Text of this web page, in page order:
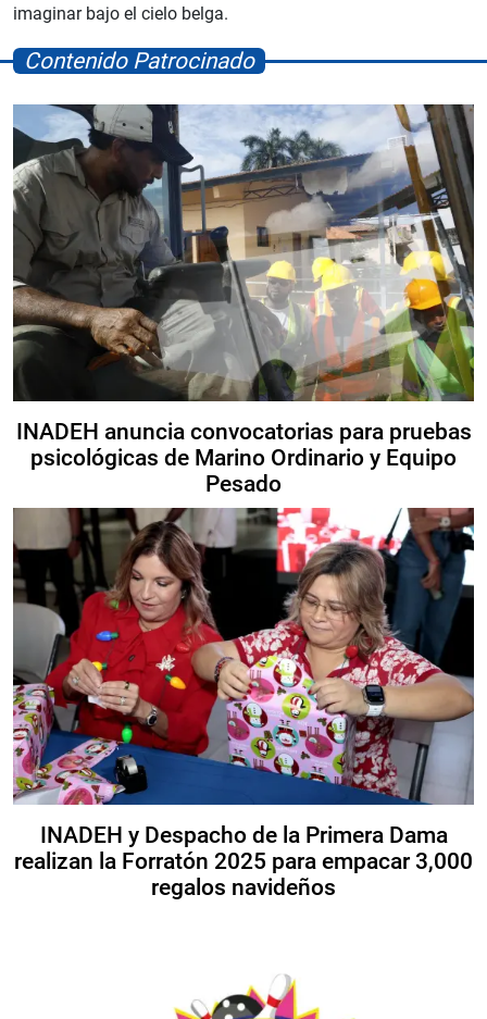
imaginar bajo el cielo belga.
Contenido Patrocinado
INADEH anuncia convocatorias para pruebas
psicológicas de Marino Ordinario y Equipo
Pesado
INADEH y Despacho de la Primera Dama
realizan la Forratón 2025 para empacar 3,000
regalos navideños